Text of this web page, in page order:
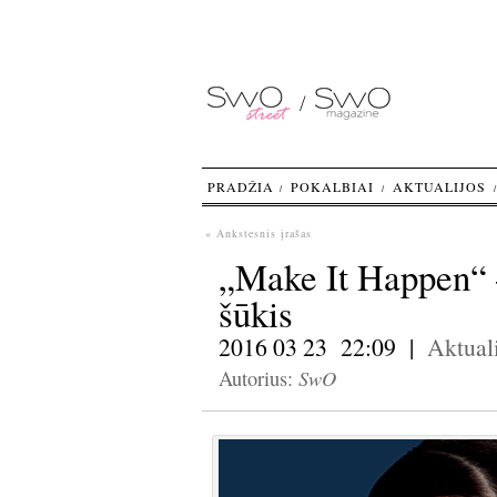
« Ankstesnis įrašas
„Make It
šūkis
2016 03 23 22:09 |
Autorius: SwO
PRADŽIA POKALBIAI AKTUALIJOS